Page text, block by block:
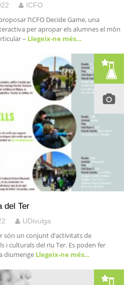
ICFO
l’ICFO Decide Game, una
per apropar els alumnes el món
– Llegeix-ne més…
del Ter
UDivulga
són un conjunt d’activitats de
i culturals del riu Ter. Es poden fer
diumenge Llegeix-ne més…